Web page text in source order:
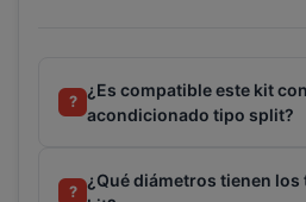
?
¿Es compatible este kit
acondicionado tipo split?
?
¿Qué diámetros tienen